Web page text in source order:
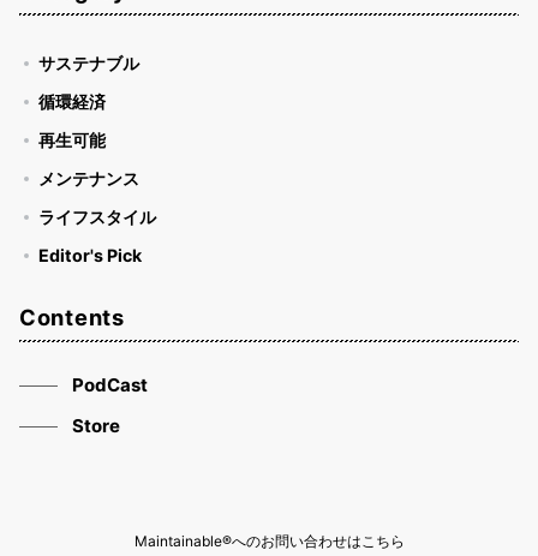
サステナブル
循環経済
再生可能
メンテナンス
ライフスタイル
Editor's Pick
Contents
PodCast
Store
Maintainable®へのお問い合わせはこちら